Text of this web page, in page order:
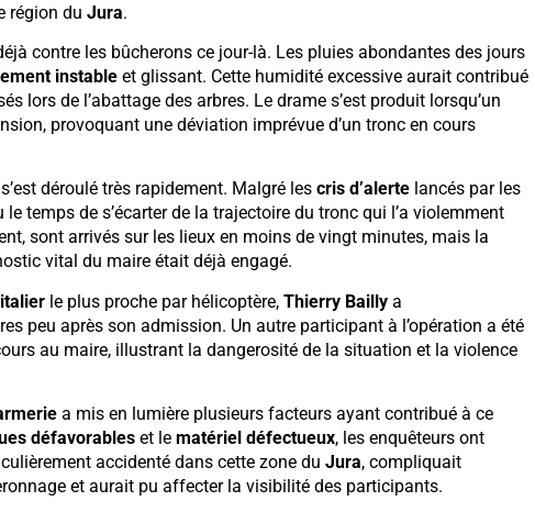
région du Jura.
contre les bûcherons ce jour-là. Les pluies abondantes des jours
instableet glissant. Cette humidité excessive aurait contribué
lors de l’abattage des arbres. Le drame s’est produit lorsqu’un
provoquant une déviation imprévue d’un tronc en cours
déroulé très rapidement. Malgré les cris d’alertelancés par les
le temps de s’écarter de la trajectoire du tronc qui l’a violemment
sont arrivés sur les lieux en moins de vingt minutes, mais la
vital du maire était déjà engagé.
le plus proche par hélicoptère, Thierry Baillya
peu après son admission. Un autre participant à l’opération a été
au maire, illustrant la dangerosité de la situation et la violence
a mis en lumière plusieurs facteurs ayant contribué à ce
défavorableset le matériel défectueux, les enquêteurs ont
accidenté dans cette zone du Jura, compliquait
et aurait pu affecter la visibilité des participants.